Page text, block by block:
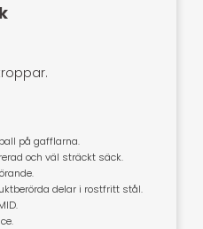
på gafflarna.
och väl sträckt säck.
delar i rostfritt stål.